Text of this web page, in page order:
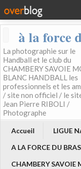
à la force
La photographie sur le
Handball et le club du
CHAMBERY SAVOIE
BLANC HANDBALL les
professionnels et les
/ site non officiel / le
Jean Pierre RIBOLI /
Photographe
Accueil
LIGUE
A LA FORCE DU
CHAMBERY